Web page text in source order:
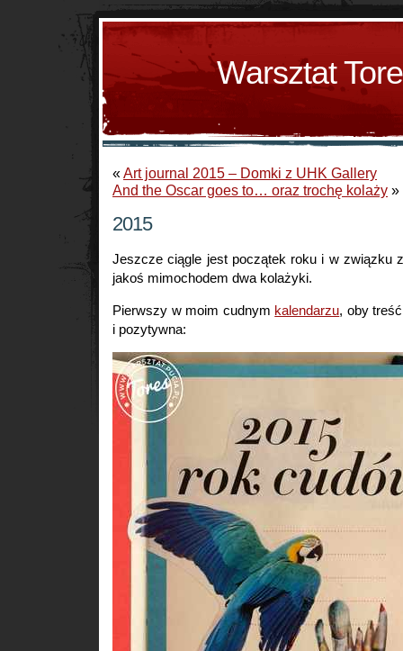
Warsztat
«Art journal 2015 – Domki z UHK Gallery
And the Oscar goes to… oraz trochę kolaży »
2015
Jeszcze ciągle jest początek roku i w związku
jakoś mimochodem dwa kolażyki.
Pierwszy w moim cudnym kalendarzu, oby
i pozytywna: